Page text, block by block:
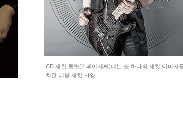
CD 재킷 뒷면(4 페이지째)에는 또 하나의 재킷 이미지
치한 더블 재킷 사양.